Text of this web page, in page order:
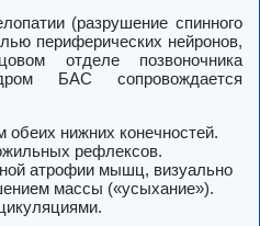
(разрушение спинного
периферических нейронов,
отделе позвоночника
БАС сопровождается
обеих нижних конечностей.
рефлексов.
атрофии мышц, визуально
массы («усыхание»).